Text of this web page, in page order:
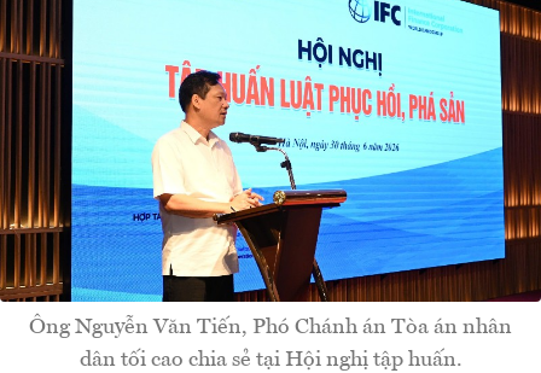
Ông Nguyễn Văn Tiến, Phó Chánh án Tòa án nhân
dân tối cao chia sẻ tại Hội nghị tập huấn.